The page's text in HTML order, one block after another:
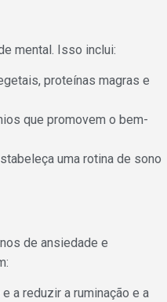
mental. Isso inclui:
proteínas magras e
que promovem o bem-
uma rotina de sono
de ansiedade e
a reduzir a ruminação e a